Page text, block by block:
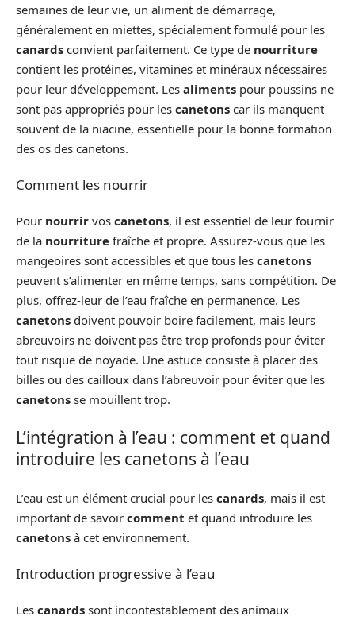
semaines de leur vie, un aliment de démarrage,
généralement en miettes, spécialement formulé pour les
canards convient parfaitement. Ce type de nourriture
contient les protéines, vitamines et minéraux nécessaires
pour leur développement. Les aliments pour poussins ne
sont pas appropriés pour les canetons car ils manquent
souvent de la niacine, essentielle pour la bonne formation
des os des canetons.
Comment les nourrir
Pour nourrir vos canetons, il est essentiel de leur fournir
de la nourriture fraîche et propre. Assurez-vous que les
mangeoires sont accessibles et que tous les canetons
peuvent s’alimenter en même temps, sans compétition. De
plus, offrez-leur de l’eau fraîche en permanence. Les
canetons doivent pouvoir boire facilement, mais leurs
abreuvoirs ne doivent pas être trop profonds pour éviter
tout risque de noyade. Une astuce consiste à placer des
billes ou des cailloux dans l’abreuvoir pour éviter que les
canetons se mouillent trop.
L’intégration à l’eau : comment et quand
introduire les canetons à l’eau
L’eau est un élément crucial pour les canards, mais il est
important de savoir comment et quand introduire les
canetons à cet environnement.
Introduction progressive à l’eau
Les canards sont incontestablement des animaux